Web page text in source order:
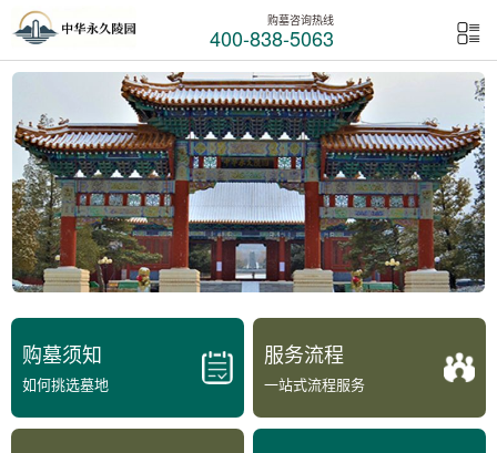
购墓咨询热线
400-838-5063
购墓须知
如何挑选墓地
服务流程
一站式流程服务